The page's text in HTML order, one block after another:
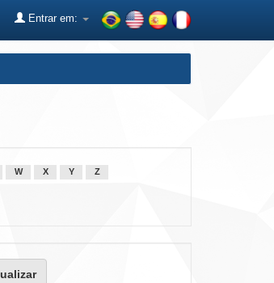
Entrar em:
W X Y Z